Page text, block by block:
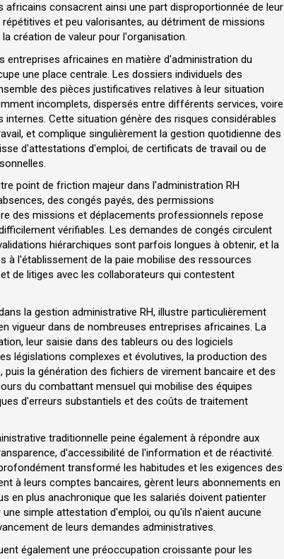
consacrent ainsi une part disproportionnée de leur
et peu valorisantes, au détriment de missions
création de valeur pour l'organisation.
africaines en matière d'administration du
une place centrale. Les dossiers individuels des
des pièces justificatives relatives à leur situation
incomplets, dispersés entre différents services, voire
Cette situation génère des risques considérables
et complique singulièrement la gestion quotidienne des
d'attestations d'emploi, de certificats de travail ou de
point de friction majeur dans l'administration RH
des congés payés, des permissions
des missions et déplacements professionnels repose
vérifiables. Les demandes de congés circulent
hiérarchiques sont parfois longues à obtenir, et la
l'établissement de la paie mobilise des ressources
de litiges avec les collaborateurs qui contestent
la gestion administrative RH, illustre particulièrement
vigueur dans de nombreuses entreprises africaines. La
leur saisie dans des tableurs ou des logiciels
législations complexes et évolutives, la production des
la génération des fichiers de virement bancaire et des
du combattant mensuel qui mobilise des équipes
d'erreurs substantiels et des coûts de traitement
traditionnelle peine également à répondre aux
d'accessibilité de l'information et de réactivité.
transformé les habitudes et les exigences des
à leurs comptes bancaires, gèrent leurs abonnements en
en plus anachronique que les salariés doivent patienter
simple attestation d'emploi, ou qu'ils n'aient aucune
de leurs demandes administratives.
également une préoccupation croissante pour les